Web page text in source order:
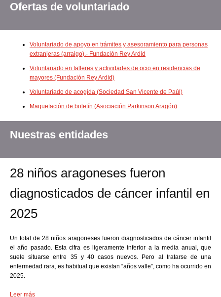
Ofertas de voluntariado
Voluntariado de apoyo en trámites y asesoramiento para personas
extranjeras (arraigo).- Fundación Rey Ardid
Voluntariado en talleres y actividades de ocio en residencias de
mayores (Fundación Rey Ardid)
Voluntariado de acogida (Sociedad San Vicente de Paúl)
Maquetación de boletín (Asociación Parkinson Aragón)
Nuestras entidades
28 niños aragoneses fueron
diagnosticados de cáncer infantil en
2025
Un total de 28 niños aragoneses fueron diagnosticados de cáncer infantil
el año pasado. Esta cifra es ligeramente inferior a la media anual, que
suele situarse entre 35 y 40 casos nuevos. Pero al tratarse de una
enfermedad rara, es habitual que existan “años valle”, como ha ocurrido en
2025.
Leer más